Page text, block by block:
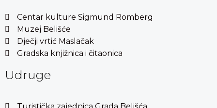
Centar kulture Sigmund Romberg
Muzej Belišće
Dječji vrtić Maslačak
Gradska knjižnica i čitaonica
Udruge